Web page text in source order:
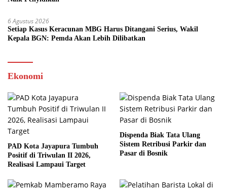
6 Agustus 2026
Setiap Kasus Keracunan MBG Harus Ditangani Serius, Wakil
Kepala BGN: Pemda Akan Lebih Dilibatkan
Ekonomi
PAD Kota Jayapura Tumbuh
Positif di Triwulan II 2026,
Realisasi Lampaui Target
Dispenda Biak Tata Ulang
Sistem Retribusi Parkir dan
Pasar di Bosnik